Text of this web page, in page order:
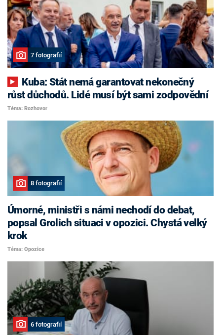
7 fotografií
růst důchodů. Lidé musí být sami zodpovědní
Téma: Rozhovor
8 fotografií
Úmorné, ministři s námi nechodí do debat,
popsal Grolich situaci v opozici. Chystá velký
krok
Téma: Opozice
6 fotografií